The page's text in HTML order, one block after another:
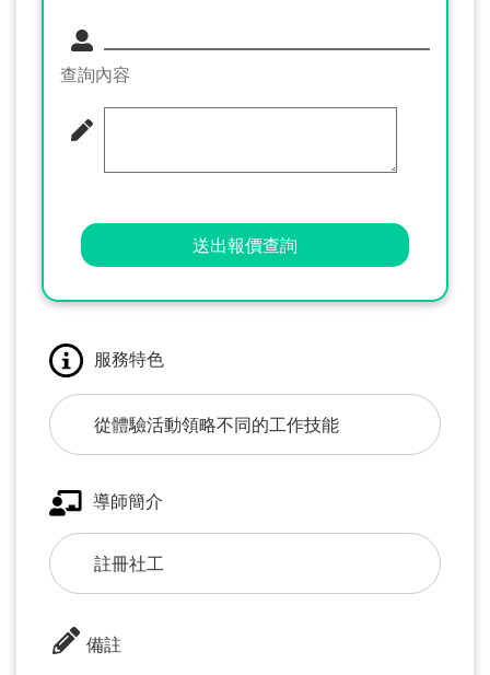
查詢內容
送出報價查詢
服務特色
從體驗活動領略不同的工作技能
導師簡介
註冊社工
備註